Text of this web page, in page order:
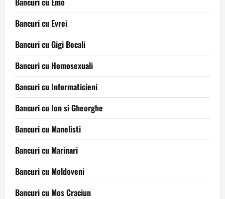
Bancuri cu Evrei
Bancuri cu Gigi Becali
Bancuri cu Homosexuali
Bancuri cu Informaticieni
Bancuri cu Ion si Gheorghe
Bancuri cu Manelisti
Bancuri cu Marinari
Bancuri cu Moldoveni
Bancuri cu Mos Craciun